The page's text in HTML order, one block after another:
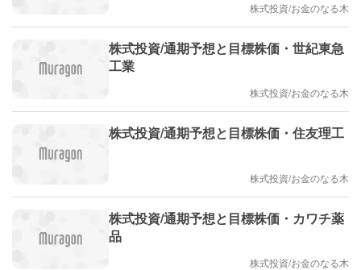
株式投資/お金のなる木
株式投資/通期予想と目標株価・世紀東急
工業
株式投資/お金のなる木
株式投資/通期予想と目標株価・住友理工
株式投資/お金のなる木
株式投資/通期予想と目標株価・カワチ薬
品
株式投資/お金のなる木